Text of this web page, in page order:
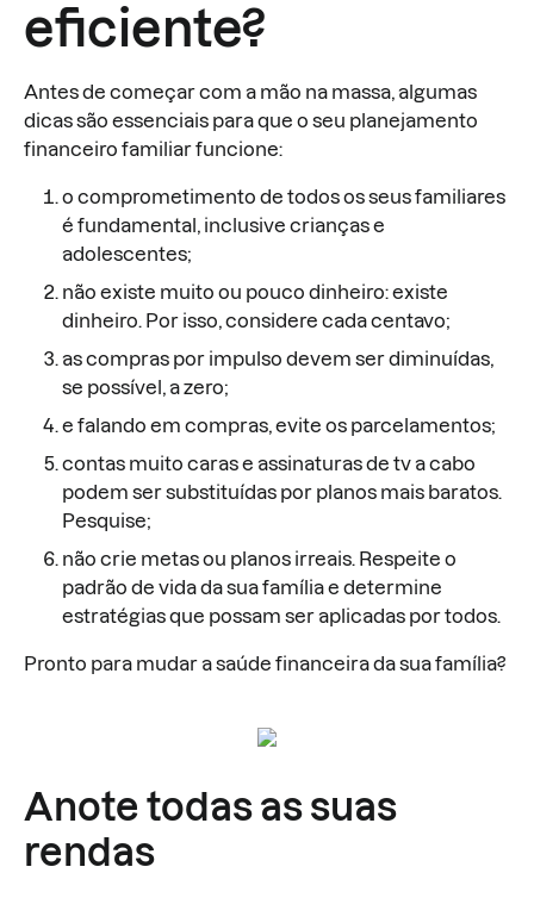
eficiente?
Antes de começar com a mão na massa, algumas
dicas são essenciais para que o seu planejamento
financeiro familiar funcione:
o comprometimento de todos os seus familiares
é fundamental, inclusive crianças e
adolescentes;
não existe muito ou pouco dinheiro: existe
dinheiro. Por isso, considere cada centavo;
as compras por impulso devem ser diminuídas,
se possível, a zero;
e falando em compras, evite os parcelamentos;
contas muito caras e assinaturas de tv a cabo
podem ser substituídas por planos mais baratos.
Pesquise;
não crie metas ou planos irreais. Respeite o
padrão de vida da sua família e determine
estratégias que possam ser aplicadas por todos.
Pronto para mudar a saúde financeira da sua família?
Anote todas as suas
rendas